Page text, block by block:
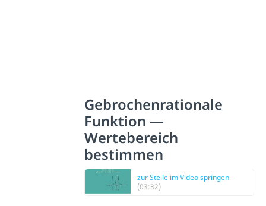
Gebrochenrationale
Funktion —
Wertebereich
bestimmen
zur Stelle im Video springen
(03:32)